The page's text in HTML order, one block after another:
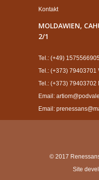
Kontakt
MOLDAWIEN,
2/1
Tel.: (+49)
Tel.: (+373) 79403701
Tel.: (+373)
Email:
Email:
© 2017
Site